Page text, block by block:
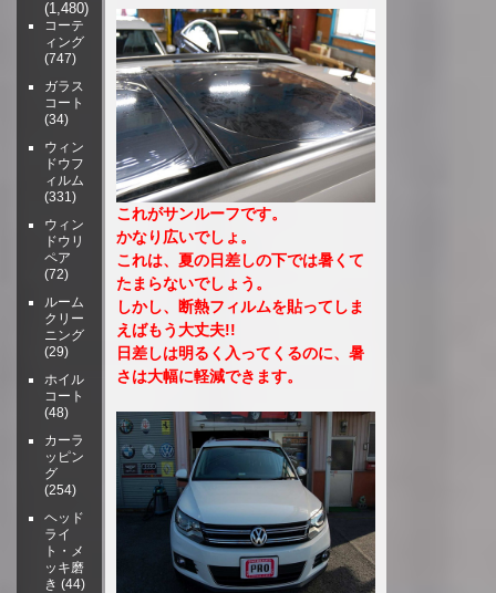
これがサンルーフです。
かなり広いでしょ。
これは、夏の日差しの下では暑くて
たまらないでしょう。
しかし、断熱フィルムを貼ってしま
えばもう大丈夫!!
日差しは明るく入ってくるのに、暑
さは大幅に軽減できます。
(1,480)
コーテ
ィング
(747)
ガラス
コート
(34)
ウィン
ドウフ
ィルム
(331)
ウィン
ドウリ
ペア
(72)
ルーム
クリー
ニング
(29)
ホイル
コート
(48)
カーラ
ッピン
グ
(254)
ヘッド
ライ
ト・メ
ッキ磨
き (44)